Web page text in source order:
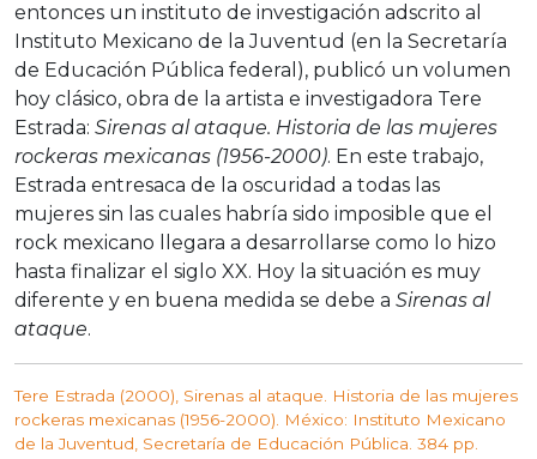
entonces un instituto de investigación adscrito al
Instituto Mexicano de la Juventud (en la Secretaría
de Educación Pública federal), publicó un volumen
hoy clásico, obra de la artista e investigadora Tere
Estrada: Sirenas al ataque. Historia de las mujeres
rockeras mexicanas (1956-2000). En este trabajo,
Estrada entresaca de la oscuridad a todas las
mujeres sin las cuales habría sido imposible que el
rock mexicano llegara a desarrollarse como lo hizo
hasta finalizar el siglo XX. Hoy la situación es muy
diferente y en buena medida se debe a Sirenas al
ataque.
Tere Estrada (2000), Sirenas al ataque. Historia de las mujeres
rockeras mexicanas (1956-2000). México: Instituto Mexicano
de la Juventud, Secretaría de Educación Pública. 384 pp.